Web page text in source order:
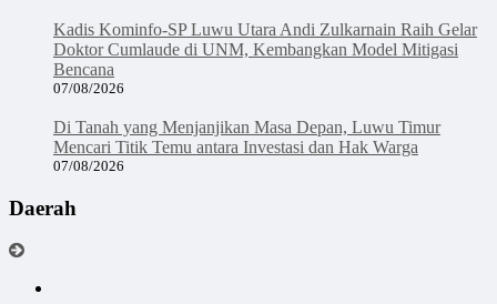
Kadis Kominfo-SP Luwu Utara Andi Zulkarnain Raih Gelar
Doktor Cumlaude di UNM, Kembangkan Model Mitigasi
Bencana
07/08/2026
Di Tanah yang Menjanjikan Masa Depan, Luwu Timur
Mencari Titik Temu antara Investasi dan Hak Warga
07/08/2026
Daerah